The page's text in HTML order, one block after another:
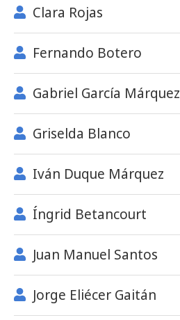
Clara Rojas
Fernando Botero
Gabriel García Márquez
Griselda Blanco
Iván Duque Márquez
Íngrid Betancourt
Juan Manuel Santos
Jorge Eliécer Gaitán